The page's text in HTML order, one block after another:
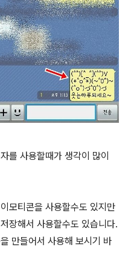
를 사용할때가 생각이 많이
모티콘을 사용할수도 있지만
장해서 사용할수도 있습니다.
만들어서 사용해 보시기 바